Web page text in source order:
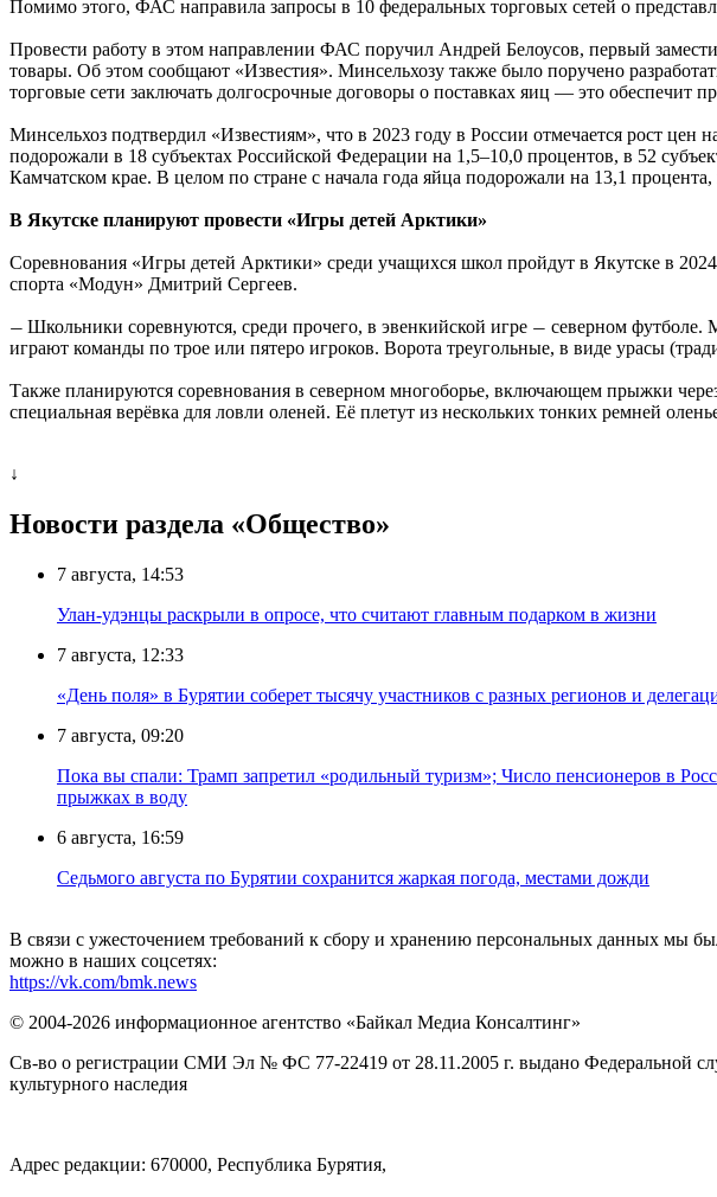
Помимо этого, ФАС направила запросы в 10 федеральных торговых сетей о
Провести работу в этом направлении ФАС поручил Андрей Белоусов, первый
товары. Об этом сообщают «Известия». Минсельхозу также было поручено
торговые сети заключать долгосрочные договоры о поставках яиц — это
Минсельхоз подтвердил «Известиям», что в 2023 году в России отмечается рост
подорожали в 18 субъектах Российской Федерации на 1,5–10,0 процентов, в 52
Камчатском крае. В целом по стране с начала года яйца подорожали на 13,1
В Якутске планируют провести «Игры детей Арктики»
Соревнования «Игры детей Арктики» среди учащихся школ пройдут в Якутске в
спорта «Модун» Дмитрий Сергеев.
— Школьники соревнуются, среди прочего, в эвенкийской игре — северном футболе.
играют команды по трое или пятеро игроков. Ворота треугольные, в виде урасы
Также планируются соревнования в северном многоборье, включающем прыжки
специальная верёвка для ловли оленей. Её плетут из нескольких тонких ремней
↓
Новости раздела «Общество»
7 августа, 14:53
Улан-удэнцы раскрыли в опросе, что считают главным подарком в жизни
7 августа, 12:33
«День поля» в Бурятии соберет тысячу участников с разных регионов и
7 августа, 09:20
Пока вы спали: Трамп запретил «родильный туризм»; Число пенсионеров в
прыжках в воду
6 августа, 16:59
Седьмого августа по Бурятии сохранится жаркая погода, местами дожди
В связи с ужесточением требований к сбору и хранению персональных данных мы
можно в наших соцсетях:
https://vk.com/bmk.news
© 2004-2026 информационное агентство «Байкал Медиа Консалтинг»
Св-во о регистрации СМИ Эл № ФС 77-22419 от 28.11.2005 г. выдано Федеральной
культурного наследия
Адрес редакции: 670000, Республика Бурятия,